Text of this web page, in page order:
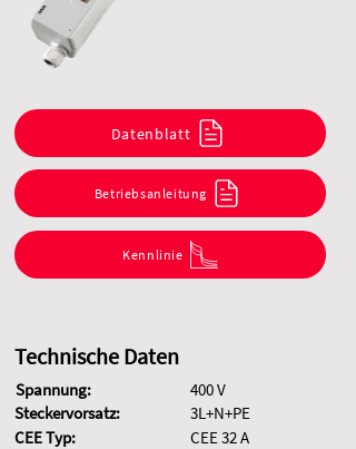
Datenblatt
Betriebsanleitung
Kennlinie
Technische Daten
Spannung:
Steckervorsatz:
CEE Typ:
400 V
3L+N+PE
CEE 32 A